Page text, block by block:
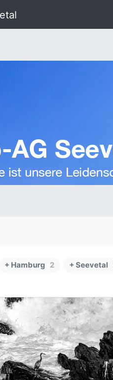
+ Hamburg 2 + Seevetal